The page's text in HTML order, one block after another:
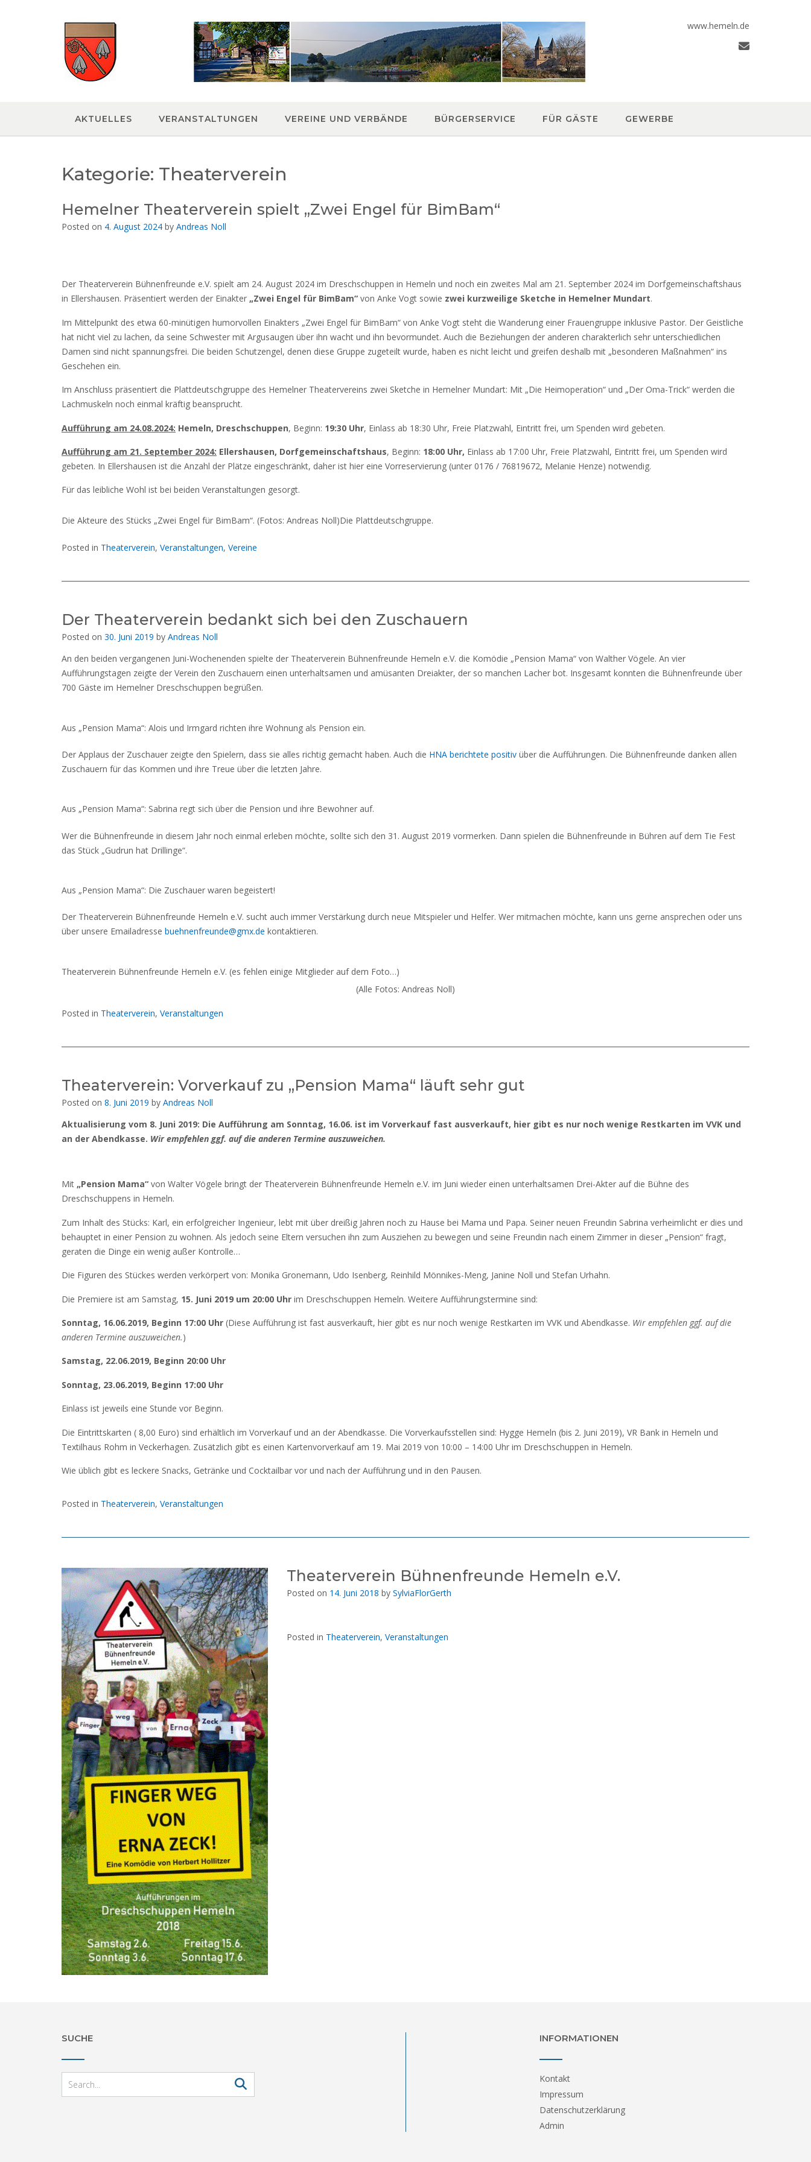
www.hemeln.de
AKTUELLES VERANSTALTUNGEN VEREINE UND VERBÄNDE BÜRGERSERVICE FÜR GÄSTE GEWERBE
Kategorie: Theaterverein
Hemelner Theaterverein spielt „Zwei Engel für BimBam“
Posted on 4. August 2024 by Andreas Noll
Der Theaterverein Bühnenfreunde e.V. spielt am 24. August 2024 im Dreschschuppen in Hemeln und noch ein zweites Mal am 21. September 2024 im Dorfgemeinschaftshaus
in Ellershausen. Präsentiert werden der Einakter „Zwei Engel für BimBam“ von Anke Vogt sowie zwei kurzweilige Sketche in Hemelner Mundart.
Im Mittelpunkt des etwa 60-minütigen humorvollen Einakters „Zwei Engel für BimBam“ von Anke Vogt steht die Wanderung einer Frauengruppe inklusive Pastor. Der Geistliche
hat nicht viel zu lachen, da seine Schwester mit Argusaugen über ihn wacht und ihn bevormundet. Auch die Beziehungen der anderen charakterlich sehr unterschiedlichen
Damen sind nicht spannungsfrei. Die beiden Schutzengel, denen diese Gruppe zugeteilt wurde, haben es nicht leicht und greifen deshalb mit „besonderen Maßnahmen“ ins
Geschehen ein.
Im Anschluss präsentiert die Plattdeutschgruppe des Hemelner Theatervereins zwei Sketche in Hemelner Mundart: Mit „Die Heimoperation“ und „Der Oma-Trick“ werden die
Lachmuskeln noch einmal kräftig beansprucht.
Aufführung am 24.08.2024: Hemeln, Dreschschuppen, Beginn: 19:30 Uhr, Einlass ab 18:30 Uhr, Freie Platzwahl, Eintritt frei, um Spenden wird gebeten.
Aufführung am 21. September 2024: Ellershausen, Dorfgemeinschaftshaus, Beginn: 18:00 Uhr, Einlass ab 17:00 Uhr, Freie Platzwahl, Eintritt frei, um Spenden wird
gebeten. In Ellershausen ist die Anzahl der Plätze eingeschränkt, daher ist hier eine Vorreservierung (unter 0176 / 76819672, Melanie Henze) notwendig.
Für das leibliche Wohl ist bei beiden Veranstaltungen gesorgt.
Die Akteure des Stücks „Zwei Engel für BimBam“. (Fotos: Andreas Noll)Die Plattdeutschgruppe.
Posted in Theaterverein, Veranstaltungen, Vereine
Der Theaterverein bedankt sich bei den Zuschauern
Posted on 30. Juni 2019 by Andreas Noll
An den beiden vergangenen Juni-Wochenenden spielte der Theaterverein Bühnenfreunde Hemeln e.V. die Komödie „Pension Mama“ von Walther Vögele. An vier
Aufführungstagen zeigte der Verein den Zuschauern einen unterhaltsamen und amüsanten Dreiakter, der so manchen Lacher bot. Insgesamt konnten die Bühnenfreunde über
700 Gäste im Hemelner Dreschschuppen begrüßen.
Aus „Pension Mama“: Alois und Irmgard richten ihre Wohnung als Pension ein.
Der Applaus der Zuschauer zeigte den Spielern, dass sie alles richtig gemacht haben. Auch die HNA berichtete positiv über die Aufführungen. Die Bühnenfreunde danken allen
Zuschauern für das Kommen und ihre Treue über die letzten Jahre.
Aus „Pension Mama“: Sabrina regt sich über die Pension und ihre Bewohner auf.
Wer die Bühnenfreunde in diesem Jahr noch einmal erleben möchte, sollte sich den 31. August 2019 vormerken. Dann spielen die Bühnenfreunde in Bühren auf dem Tie Fest
das Stück „Gudrun hat Drillinge“.
Aus „Pension Mama“: Die Zuschauer waren begeistert!
Der Theaterverein Bühnenfreunde Hemeln e.V. sucht auch immer Verstärkung durch neue Mitspieler und Helfer. Wer mitmachen möchte, kann uns gerne ansprechen oder uns
über unsere Emailadresse buehnenfreunde@gmx.de kontaktieren.
Theaterverein Bühnenfreunde Hemeln e.V. (es fehlen einige Mitglieder auf dem Foto…)
(Alle Fotos: Andreas Noll)
Posted in Theaterverein, Veranstaltungen
Theaterverein: Vorverkauf zu „Pension Mama“ läuft sehr gut
Posted on 8. Juni 2019 by Andreas Noll
Aktualisierung vom 8. Juni 2019: Die Aufführung am Sonntag, 16.06. ist im Vorverkauf fast ausverkauft, hier gibt es nur noch wenige Restkarten im VVK und
an der Abendkasse. Wir empfehlen ggf. auf die anderen Termine auszuweichen.
Mit „Pension Mama“ von Walter Vögele bringt der Theaterverein Bühnenfreunde Hemeln e.V. im Juni wieder einen unterhaltsamen Drei-Akter auf die Bühne des
Dreschschuppens in Hemeln.
Zum Inhalt des Stücks: Karl, ein erfolgreicher Ingenieur, lebt mit über dreißig Jahren noch zu Hause bei Mama und Papa. Seiner neuen Freundin Sabrina verheimlicht er dies und
behauptet in einer Pension zu wohnen. Als jedoch seine Eltern versuchen ihn zum Ausziehen zu bewegen und seine Freundin nach einem Zimmer in dieser „Pension“ fragt,
geraten die Dinge ein wenig außer Kontrolle…
Die Figuren des Stückes werden verkörpert von: Monika Gronemann, Udo Isenberg, Reinhild Mönnikes-Meng, Janine Noll und Stefan Urhahn.
Die Premiere ist am Samstag, 15. Juni 2019 um 20:00 Uhr im Dreschschuppen Hemeln. Weitere Aufführungstermine sind:
Sonntag, 16.06.2019, Beginn 17:00 Uhr (Diese Aufführung ist fast ausverkauft, hier gibt es nur noch wenige Restkarten im VVK und Abendkasse. Wir empfehlen ggf. auf die
anderen Termine auszuweichen.)
Samstag, 22.06.2019, Beginn 20:00 Uhr
Sonntag, 23.06.2019, Beginn 17:00 Uhr
Einlass ist jeweils eine Stunde vor Beginn.
Die Eintrittskarten ( 8,00 Euro) sind erhältlich im Vorverkauf und an der Abendkasse. Die Vorverkaufsstellen sind: Hygge Hemeln (bis 2. Juni 2019), VR Bank in Hemeln und
Textilhaus Rohm in Veckerhagen. Zusätzlich gibt es einen Kartenvorverkauf am 19. Mai 2019 von 10:00 – 14:00 Uhr im Dreschschuppen in Hemeln.
Wie üblich gibt es leckere Snacks, Getränke und Cocktailbar vor und nach der Aufführung und in den Pausen.
Posted in Theaterverein, Veranstaltungen
Theaterverein Bühnenfreunde Hemeln e.V.
Posted on 14. Juni 2018 by SylviaFlorGerth
Posted in Theaterverein, Veranstaltungen
SUCHE INFORMATIONEN
Kontakt
Impressum
Datenschutzerklärung
Admin